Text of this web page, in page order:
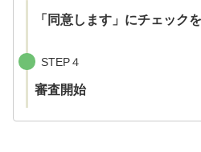
「同意します」にチェック
STEP４
審査開始